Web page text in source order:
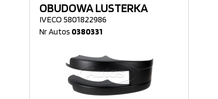
OBUDOWA LUSTERKA
IVECO 5801822986
Nr Autos 0380331